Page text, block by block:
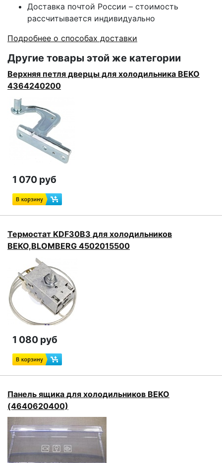
Доставка почтой России – стоимость
рассчитывается индивидуально
Подробнее о способах доставки
Другие товары этой же категории
Верхняя петля дверцы для холодильника BEKO
4364240200
1 070 руб
Термостат KDF30B3 для холодильников
BEKO,BLOMBERG 4502015500
1 080 руб
Панель ящика для холодильников BEKO
(4640620400)